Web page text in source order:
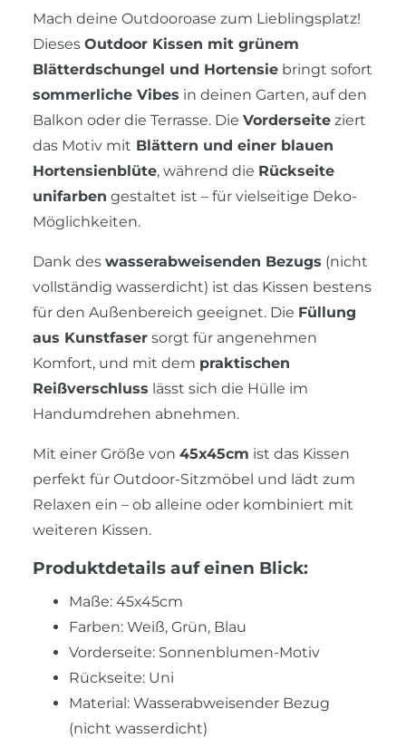
Mach deine Outdooroase zum Lieblingsplatz!
Dieses Outdoor Kissen mit grünem
Blätterdschungel und Hortensie bringt sofort
sommerliche Vibes in deinen Garten, auf den
Balkon oder die Terrasse. Die Vorderseite ziert
das Motiv mit Blättern und einer blauen
Hortensienblüte, während die Rückseite
unifarben gestaltet ist – für vielseitige Deko-
Möglichkeiten.
Dank des wasserabweisenden Bezugs (nicht
vollständig wasserdicht) ist das Kissen bestens
für den Außenbereich geeignet. Die Füllung
aus Kunstfaser sorgt für angenehmen
Komfort, und mit dem praktischen
Reißverschluss lässt sich die Hülle im
Handumdrehen abnehmen.
Mit einer Größe von 45x45cm ist das Kissen
perfekt für Outdoor-Sitzmöbel und lädt zum
Relaxen ein – ob alleine oder kombiniert mit
weiteren Kissen.
Produktdetails auf einen Blick:
Maße: 45x45cm
Farben: Weiß, Grün, Blau
Vorderseite: Sonnenblumen-Motiv
Rückseite: Uni
Material: Wasserabweisender Bezug
(nicht wasserdicht)